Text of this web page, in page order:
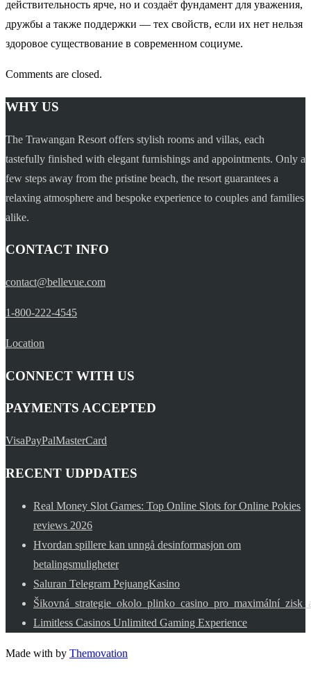
действительность ярче, но и создаёт фундамент для уважения,
дружбы а также поддержки — тех свойств, если их нет нельзя
здоровое существование в современном социуме.
Comments are closed.
WHY US
The Trawangan Resort offers stylish rooms and villas, each
tastefully finished with elegant furnishings and appointments. Only a
few steps away from the pristine beach, the resort guarantees a
relaxing atmosphere and bespoke experience to couples and families
alike.
CONTACT INFO
contact@bellevue.com
1-800-222-4545
Location
CONNECT WITH US
PAYMENTS ACCEPTED
VisaPayPalMasterCard
RECENT UDPDATES
Real Money Slot Games: Top Online Slots for Online Pokies
reviews 2026
Hvordan spillere kan unngå desinformasjon om
betalingsmuligheter
Saluran Telegram PejuangKasino
Limitless Casinos Unlimited Gaming Experience
Made with by Themovation